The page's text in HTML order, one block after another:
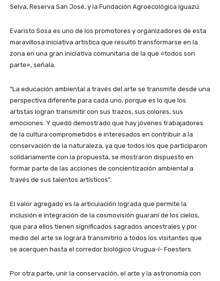
Selva, Reserva San José, y la Fundación Agroecológica Iguazú.
Evaristo Sosa es uno de los promotores y organizadores de esta
maravillosa iniciativa artística que resultó transformarse en la
zona en una gran iniciativa comunitaria de la que «todos son
parte», señala.
“La educación ambiental a través del arte se transmite desde una
perspectiva diferente para cada uno, porque es lo que los
artistas logran transmitir con sus trazos, sus colores, sus
emociones. Y quedó demostrado que hay jóvenes trabajadores
de la cultura comprometidos e interesados en contribuir a la
conservación de la naturaleza, ya que todos los que participaron
solidariamente con la propuesta, se mostraron dispuesto en
formar parte de las acciones de concientización ambiental a
través de sus talentos artísticos”.
El valor agregado es la articulación lograda que permite la
inclusión e integración de la cosmovisión guaraní de los cielos,
que para ellos tienen significados sagrados ancestrales y por
medio del arte se logrará transmitirlo a todos los visitantes que
se acerquen hasta el corredor biológico Urugua-í- Foesters.
Por otra parte, unir la conservación, el arte y la astronomía con